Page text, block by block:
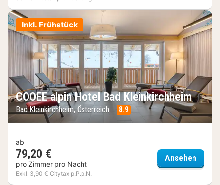
Inkl. Frühstück
COOEE alpin Hotel Bad Kleinkirchheim
Bad Kleinkirchheim, Österreich 8.9
ab
79,20 €
pro Zimmer pro Nacht
Exkl. 3,90 € Citytax p.P.p.N.
Ansehen